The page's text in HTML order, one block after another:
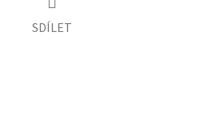
SDÍLET